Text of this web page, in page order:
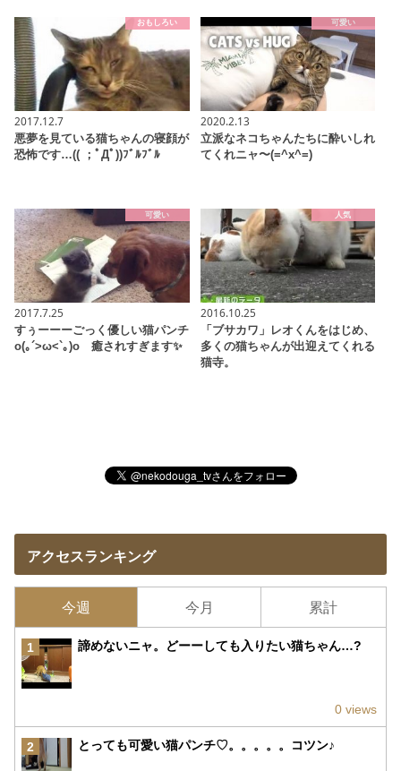
おもしろい
2017.12.7
悪夢を見ている猫ちゃんの寝顔が
恐怖です…(( ；ﾟДﾟ))ﾌﾞﾙﾌﾞﾙ
可愛い
2020.2.13
立派なネコちゃんたちに酔いしれ
てくれニャ〜(=^x^=)
可愛い
2017.7.25
すぅーーーごっく優しい猫パンチ
o(｡´>ω<`｡)o 癒されすぎます✨
人気
2016.10.25
「ブサカワ」レオくんをはじめ、
多くの猫ちゃんが出迎えてくれる
猫寺。
アクセスランキング
今週 今月 累計
1 諦めないニャ。どーーしても入りたい猫ちゃん…?
0 views
2 とっても可愛い猫パンチ♡。。。。。コツン♪